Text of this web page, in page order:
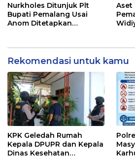
Nurkholes Ditunjuk Plt
Bupati Pemalang Usai
Anom Ditetapkan
Aset
Rekomendasi untuk kamu
KPK Geledah Rumah
Kepala DPUPR dan Kepala
Dinas Kesehatan